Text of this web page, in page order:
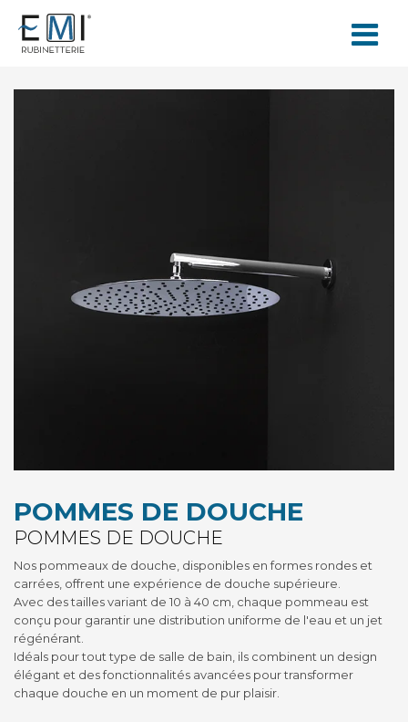
POMMES DE DOUCHE
POMMES DE DOUCHE
Nos pommeaux de douche, disponibles en formes rondes et
carrées, offrent une expérience de douche supérieure.
Avec des tailles variant de 10 à 40 cm, chaque pommeau est
conçu pour garantir une distribution uniforme de l'eau et un jet
régénérant.
Idéals pour tout type de salle de bain, ils combinent un design
élégant et des fonctionnalités avancées pour transformer
chaque douche en un moment de pur plaisir.